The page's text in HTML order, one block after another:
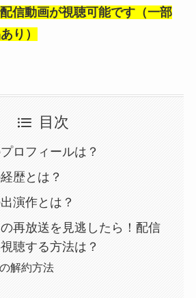
信動画が視聴可能です（一部
り）
目次
ロフィールは？
歴とは？
演作とは？
の再放送を見逃したら！配信
聴する方法は？
解約方法